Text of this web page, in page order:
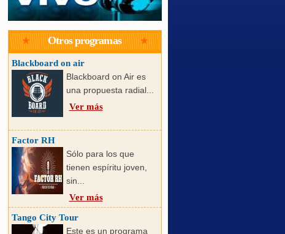
Otros programas
Blackboard on air
Blackboard on Air es
una propuesta radial...
Ver más
Factor RH
Sólo para los que
tienen espíritu joven,
sin...
Ver más
Tango City Tour
Este es un programa